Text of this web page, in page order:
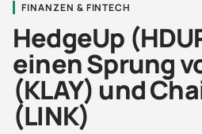
FINANZEN & FINTECH
HedgeUp
einen Sprung
(KLAY) und
(LINK)